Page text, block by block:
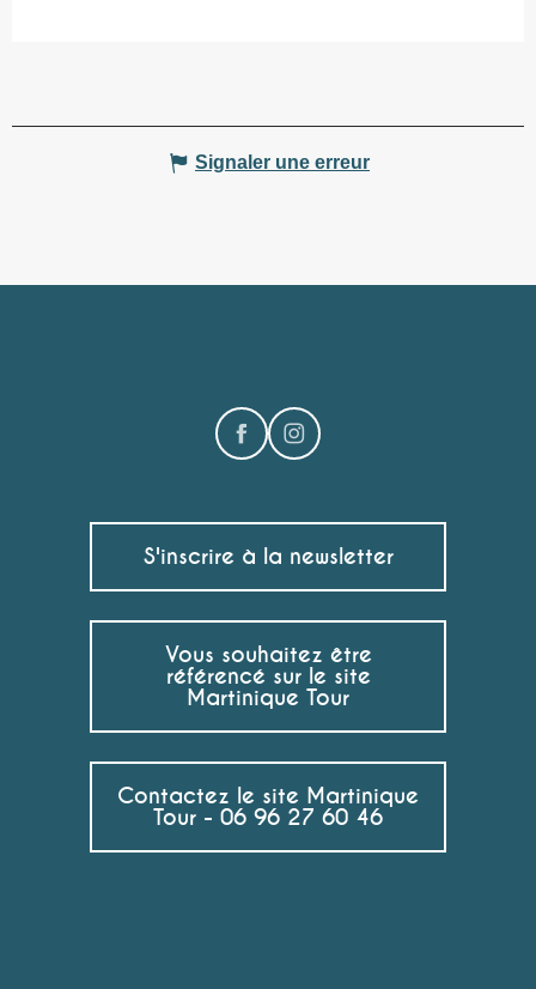
Signaler une erreur
S'inscrire à la newsletter
Vous souhaitez être
référencé sur le site
Martinique Tour
Contactez le site Martinique
Tour - 06 96 27 60 46